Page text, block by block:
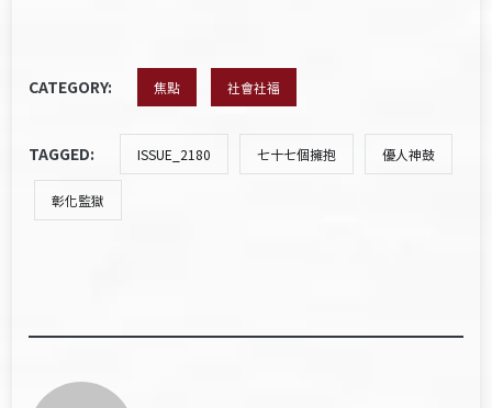
CATEGORY: 焦點 社會社福
TAGGED: ISSUE_2180 七十七個擁抱 優人神鼓
彰化監獄